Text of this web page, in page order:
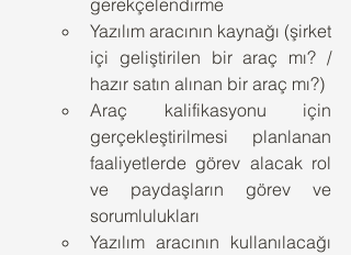
Yazılım aracının kaynağı (şirket
içi geliştirilen bir araç mı? /
hazır satın alınan bir araç mı?)
Araç kalifikasyonu için
gerçekleştirilmesi planlanan
faaliyetlerde görev alacak rol
ve paydaşların görev ve
sorumlulukları
Yazılım aracının kullanılacağı